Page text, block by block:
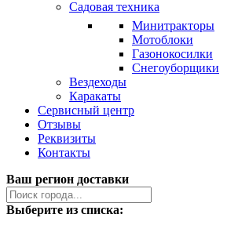
Садовая техника
Минитракторы
Мотоблоки
Газонокосилки
Снегоуборщики
Вездеходы
Каракаты
Сервисный центр
Отзывы
Реквизиты
Контакты
Ваш регион доставки
Выберите из списка: